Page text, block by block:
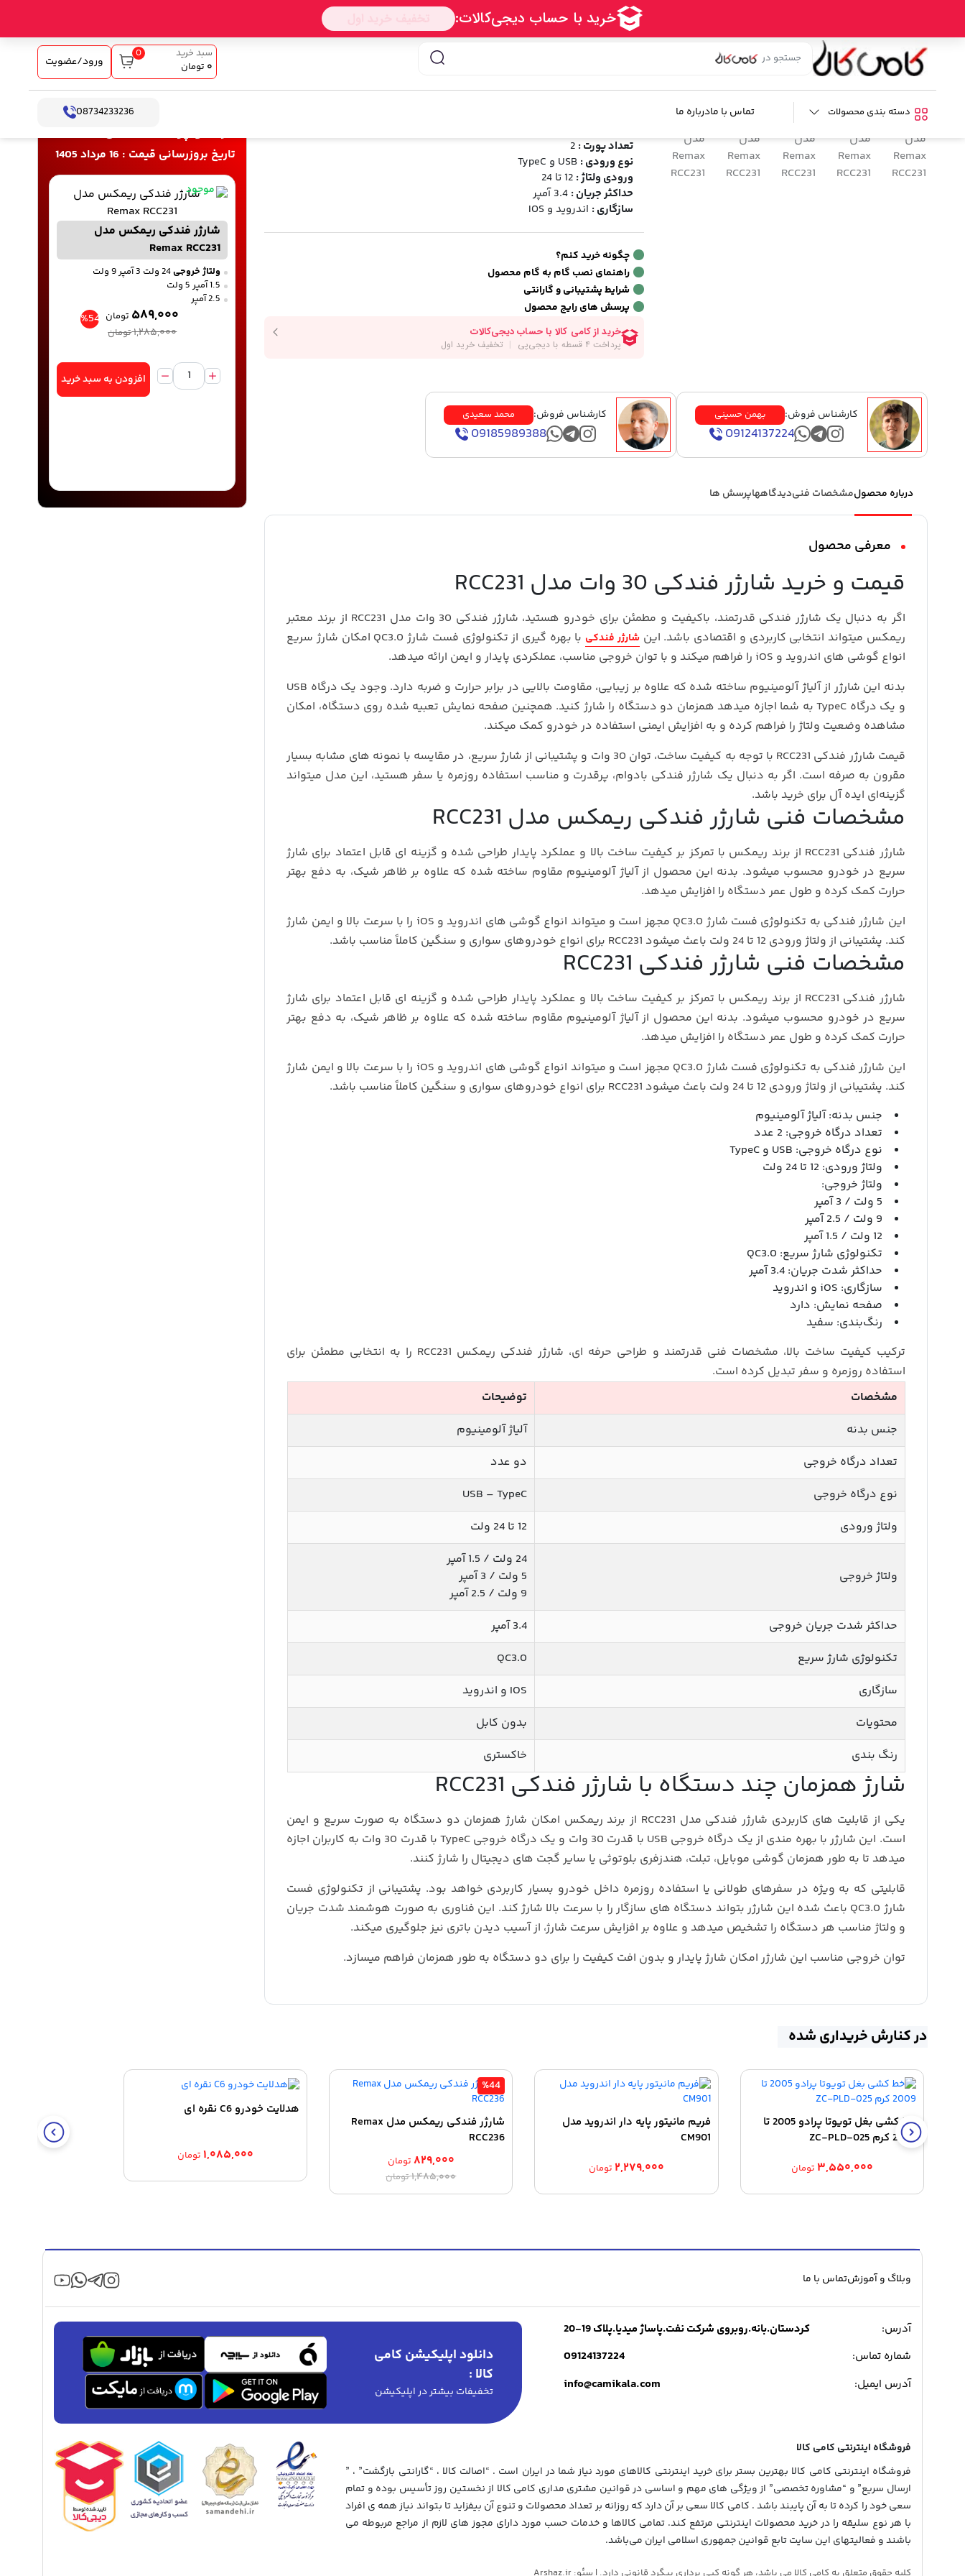
0
۰ تومان
سبد خرید
ورود/عضویت
دسته بندی محصولات تماس با مادرباره ما 08734233236
/ شارژر فندکی ریمکس مدل Remax RCC231
تعداد پورت : 2
نوع ورودی : USB و TypeC
ورودی ولتاژ : 12 تا 24
حداکثر جریان : 3.4 آمپر
سازگاری : اندروید و IOS
چگونه خرید کنم؟
راهنمای نصب گام به گام محصول
شرایط پشتیبانی و گارانتی
پرسش های رایج محصول
کارشناس فروش: بهمن حسینی
09124137224
کارشناس فروش: محمد سعیدی
09185989388
درباره محصولمشخصات فنیدیدگاههاپرسش ها
معرفی محصول
قیمت و خرید شارژر فندکی 30 وات مدل RCC231
اگر به دنبال یک شارژر فندکی قدرتمند، باکیفیت و مطمئن برای خودرو هستید، شارژر فندکی 30 وات مدل RCC231 از برند معتبر
ریمکس میتواند انتخابی کاربردی و اقتصادی باشد. اینشارژر فندکی
با بهره‌ گیری از تکنولوژی فست شارژ QC3.0 امکان شارژ سریع
انواع گوشی‌ های اندروید و iOS را فراهم میکند و با توان خروجی مناسب، عملکردی پایدار و ایمن ارائه میدهد.
بدنه این شارژر از آلیاژ آلومینیوم ساخته شده که علاوه بر زیبایی، مقاومت بالایی در برابر حرارت و ضربه دارد. وجود یک درگاه USB
و یک درگاه TypeC به شما اجازه میدهد همزمان دو دستگاه را شارژ کنید. همچنین صفحه نمایش تعبیه شده روی دستگاه، امکان
مشاهده وضعیت ولتاژ را فراهم کرده و به افزایش ایمنی استفاده در خودرو کمک میکند.
قیمت شارژر فندکی RCC231 با توجه به کیفیت ساخت، توان 30 وات و پشتیبانی از شارژ سریع، در مقایسه با نمونه‌ های مشابه بسیار
مقرون‌ به‌ صرفه است. اگر به دنبال یک شارژر فندکی بادوام، پرقدرت و مناسب استفاده روزمره یا سفر هستید، این مدل میتواند
گزینه‌ای ایده‌ آل برای خرید باشد.
مشخصات فنی شارژر فندکی ریمکس مدل RCC231
شارژر فندکی RCC231 از برند ریمکس با تمرکز بر کیفیت ساخت بالا و عملکرد پایدار طراحی شده و گزینه‌ ای قابل اعتماد برای شارژ
سریع در خودرو محسوب میشود. بدنه این محصول از آلیاژ آلومینیوم مقاوم ساخته شده که علاوه بر ظاهر شیک، به دفع بهتر
حرارت کمک کرده و طول عمر دستگاه را افزایش میدهد.
این شارژر فندکی به تکنولوژی فست شارژ QC3.0 مجهز است و میتواند انواع گوشی‌ های اندروید و iOS را با سرعت بالا و ایمن شارژ
کند. پشتیبانی از ولتاژ ورودی 12 تا 24 ولت باعث میشود RCC231 برای انواع خودروهای سواری و سنگین کاملاً مناسب باشد.
مشخصات فنی شارژر فندکی RCC231
شارژر فندکی RCC231 از برند ریمکس با تمرکز بر کیفیت ساخت بالا و عملکرد پایدار طراحی شده و گزینه‌ ای قابل اعتماد برای شارژ
سریع در خودرو محسوب میشود. بدنه این محصول از آلیاژ آلومینیوم مقاوم ساخته شده که علاوه بر ظاهر شیک، به دفع بهتر
حرارت کمک کرده و طول عمر دستگاه را افزایش میدهد.
این شارژر فندکی به تکنولوژی فست شارژ QC3.0 مجهز است و میتواند انواع گوشی‌ های اندروید و iOS را با سرعت بالا و ایمن شارژ
کند. پشتیبانی از ولتاژ ورودی 12 تا 24 ولت باعث میشود RCC231 برای انواع خودروهای سواری و سنگین کاملاً مناسب باشد.
جنس بدنه: آلیاژ آلومینیوم
تعداد درگاه خروجی: 2 عدد
نوع درگاه خروجی: USB و TypeC
ولتاژ ورودی: 12 تا 24 ولت
ولتاژ خروجی:
5 ولت / 3 آمپر
9 ولت / 2.5 آمپر
12 ولت / 1.5 آمپر
تکنولوژی شارژ سریع: QC3.0
حداکثر شدت جریان: 3.4 آمپر
سازگاری: iOS و اندروید
صفحه نمایش: دارد
رنگ‌بندی: سفید
ترکیب کیفیت ساخت بالا، مشخصات فنی قدرتمند و طراحی حرفه‌ ای، شارژر فندکی ریمکس RCC231 را به انتخابی مطمئن برای
استفاده روزمره و سفر تبدیل کرده است.
مشخصات
توضیحات
جنس بدنه
آلیاژ آلومینیوم
تعداد درگاه خروجی
دو عدد
نوع درگاه خروجی
USB – TypeC
ولتاژ ورودی
12 تا 24 ولت
ولتاژ خروجی
24 ولت / 1.5 آمپر
5 ولت / 3 آمپر
9 ولت / 2.5 آمپر
حداکثر شدت جریان خروجی
3.4 آمپر
تکنولوژی شارژ سریع
QC3.0
سازگاری
IOS و اندروید
محتویات
بدون کابل
رنگ بندی
خاکستری
شارژ همزمان چند دستگاه با شارژر فندکی RCC231
یکی از قابلیت‌ های کاربردی شارژر فندکی مدل RCC231 از برند ریمکس امکان شارژ همزمان دو دستگاه به صورت سریع و ایمن
است. این شارژر با بهره‌ مندی از یک درگاه خروجی USB با قدرت 30 وات و یک درگاه خروجی TypeC با قدرت 30 وات به کاربران اجازه
میدهد تا به‌ طور همزمان گوشی موبایل، تبلت، هندزفری بلوتوثی یا سایر گجت‌ های دیجیتال را شارژ کنند.
قابلیتی که به‌ ویژه در سفرهای طولانی یا استفاده روزمره داخل خودرو بسیار کاربردی خواهد بود. پشتیبانی از تکنولوژی فست
شارژ QC3.0 باعث شده این شارژر بتواند دستگاه‌ های سازگار را با سرعت بالا شارژ کند. این فناوری به‌ صورت هوشمند شدت جریان
و ولتاژ مناسب هر دستگاه را تشخیص میدهد و علاوه بر افزایش سرعت شارژ، از آسیب دیدن باتری نیز جلوگیری میکند.
توان خروجی مناسب این شارژر امکان شارژ پایدار و بدون افت کیفیت را برای دو دستگاه به طور همزمان فراهم میسازد.
تاریخ بروزرسانی قیمت : 16 مرداد 1405
موجود
شارژر فندکی ریمکس مدل
Remax RCC231
ولتاژ خروجی24 ولت 3 آمپر 9 ولت
1.5 آمپر 5 ولت
2.5 آمپر
۵۸۹,۰۰۰ تومان
۱,۲۸۵,۰۰۰تومان
%54
افزودن به سبد خرید
در کنارش خریداری شده
خط کشی بغل تویوتا پرادو 2005 تا
2009 کرم ZC-PLD-025
۳,۵۵۰,۰۰۰ تومان
فریم مانیتور پایه دار اندروید مدل
CM901
۲,۲۷۹,۰۰۰ تومان
%44
شارژر فندکی ریمکس مدل Remax
RCC236
۱,۴۸۵,۰۰۰تومان
قیمت
اصلی:
۸۲۹,۰۰۰ تومان
قیمت
فعلی:
هدلایت خودرو C6 نقره ای
۱,۰۸۵,۰۰۰ تومان
وبلاگ و آموزشتماس با ما
آدرس:
کردستان.بانه.روبروی شرکت نفت.پاساژ میدیا.پلاک 19-20
شماره تماس:
09124137224
آدرس ایمیل: info@camikala.com
دانلود اپلیکیشن کامی
کالا :
تخفیفات بیشتر در اپلیکیشن
فروشگاه اینترنتی کامی کالا
فروشگاه اینترنتی کامی کالا بهترین بستر برای خرید اینترنتی کالاهای مورد نیاز شما در ایران است . “اصالت کالا ، “گارانتی بازگشت” ، ”
ارسال سریع” و “مشاوره تخصصی” از ویژگی های مهم و اساسی در قوانین مشتری مداری کامی کالا از نخستین روز تأسیس بوده و تمام
سعی خود را کرده تا به آن پایبند باشد . کامی کالا سعی بر آن دارد که روزانه بر تعداد محصولات و تنوع آن بیفزاید تا بتواند نیاز همه ی افراد
با هر نوع سلیقه را در خرید محصولات اینترنتی مرتفع کند. تمامی کالاها و خدمات حسب مورد دارای مجوز های لازم از مراجع مربوطه می
باشند و فعالیتهای این سایت تابع قوانین جمهوری اسلامی ایران می‌باشد.
کلیه حقوق متعلق به کامی کالا می باشد، هر گونه کپی برداری پیگرد قانونی دارد. | سئو: Arshaz.ir